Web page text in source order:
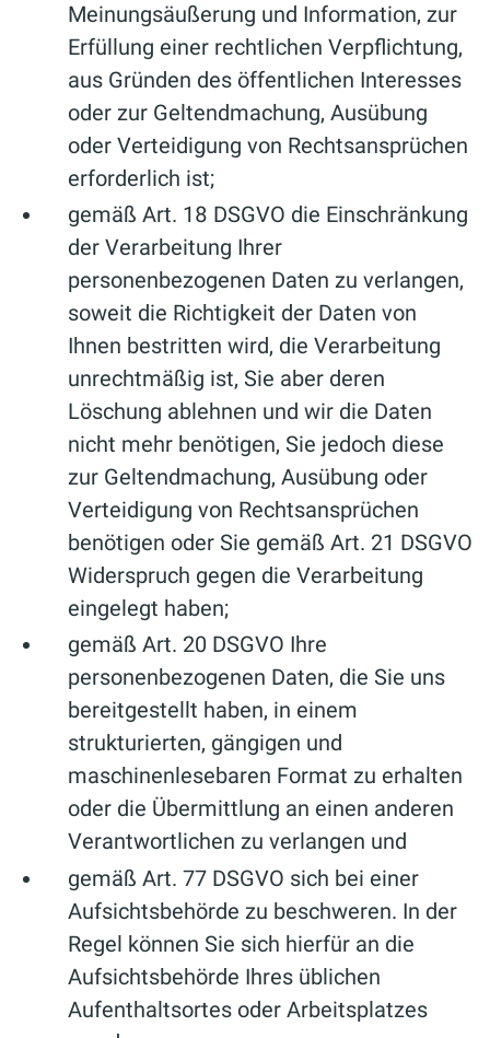
Meinungsäußerung und Information, zur
Erfüllung einer rechtlichen Verpflichtung,
aus Gründen des öffentlichen Interesses
oder zur Geltendmachung, Ausübung
oder Verteidigung von Rechtsansprüchen
erforderlich ist;
gemäß Art. 18 DSGVO die Einschränkung
der Verarbeitung Ihrer
personenbezogenen Daten zu verlangen,
soweit die Richtigkeit der Daten von
Ihnen bestritten wird, die Verarbeitung
unrechtmäßig ist, Sie aber deren
Löschung ablehnen und wir die Daten
nicht mehr benötigen, Sie jedoch diese
zur Geltendmachung, Ausübung oder
Verteidigung von Rechtsansprüchen
benötigen oder Sie gemäß Art. 21 DSGVO
Widerspruch gegen die Verarbeitung
eingelegt haben;
gemäß Art. 20 DSGVO Ihre
personenbezogenen Daten, die Sie uns
bereitgestellt haben, in einem
strukturierten, gängigen und
maschinenlesebaren Format zu erhalten
oder die Übermittlung an einen anderen
Verantwortlichen zu verlangen und
gemäß Art. 77 DSGVO sich bei einer
Aufsichtsbehörde zu beschweren. In der
Regel können Sie sich hierfür an die
Aufsichtsbehörde Ihres üblichen
Aufenthaltsortes oder Arbeitsplatzes